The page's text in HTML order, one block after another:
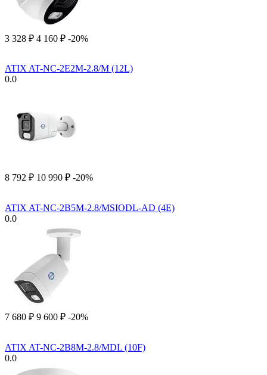
3 328 ₽ 4 160 ₽ -20%
ATIX AT-NC-2E2M-2.8/M (12L)
0.0
8 792 ₽ 10 990 ₽ -20%
ATIX AT-NC-2B5M-2.8/MSIODL-AD (4E)
0.0
7 680 ₽ 9 600 ₽ -20%
ATIX AT-NC-2B8M-2.8/MDL (10F)
0.0